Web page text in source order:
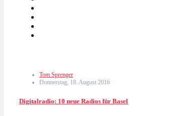
Tom Sprenger
Donnerstag, 18. August 2016
Digitalradio: 10 neue Radios für Basel